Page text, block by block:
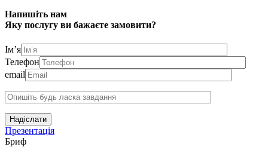
Напишіть нам
Яку послугу ви бажаєте замовити?
Ім’я
Телефон
email
Надіслати
Презентація
Бриф